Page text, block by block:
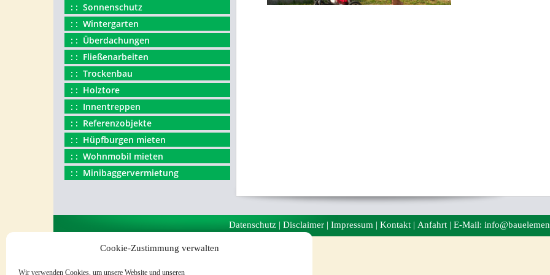
Cookie-Zustimmung verwalten
Wir verwenden Cookies, um unsere Website und unseren
Sonnenschutz
Wintergarten
Überdachungen
Fließenarbeiten
Trockenbau
Holztore
Innentreppen
Referenzobjekte
Hüpfburgen mieten
Wohnmobil mieten
Minibaggervermietung
Datenschutz| Disclaimer| Impressum | Kontakt| Anfahrt| E-Mail: